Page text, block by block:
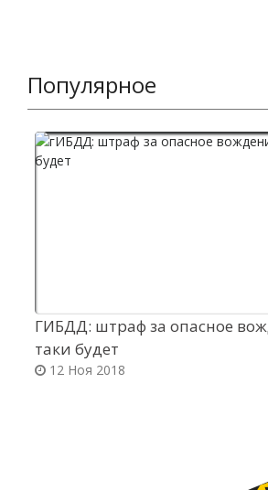
Популярное
ГИБДД: штраф за опасное
таки будет
12 Ноя 2018